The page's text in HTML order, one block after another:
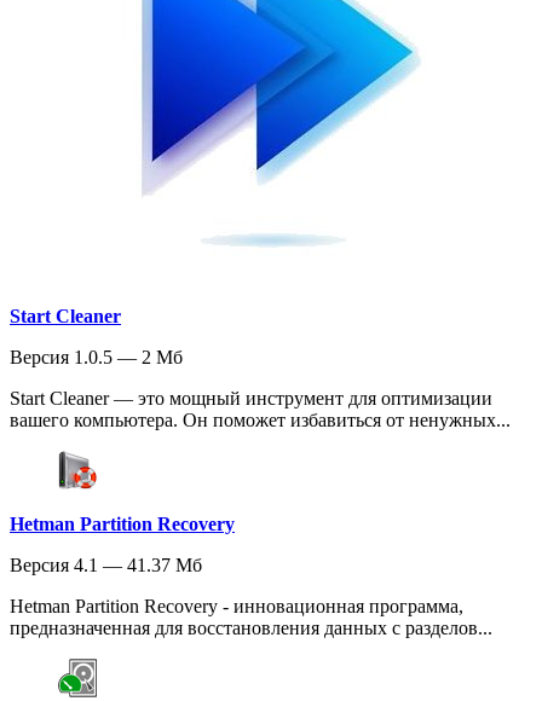
Start Cleaner
Версия 1.0.5 — 2 Мб
Start Cleaner — это мощный инструмент для оптимизации
вашего компьютера. Он поможет избавиться от ненужных...
Hetman Partition Recovery
Версия 4.1 — 41.37 Мб
Hetman Partition Recovery - инновационная программа,
предназначенная для восстановления данных с разделов...